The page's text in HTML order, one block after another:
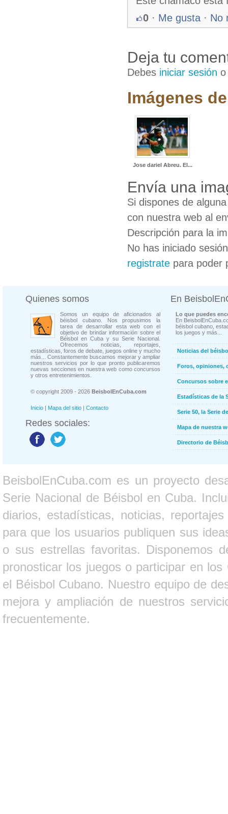
0 · Me gusta · No
Deja tu
Debes iniciar sesión
Imágenes
Jose dariel Abreu. El...
Envía una
Si dispones de
con nuestra web al
Descripción para la
No has iniciado
registrate para poder
Quienes somos
Somos un equipo de aficionados al
béisbol cubano. Nos propusimos la
tarea de desarrollar esta web con el
objetivo de brindar información sobre el
Béisbol en Cuba y su Serie Nacional.
Ofrecemos noticias, reportajes,
estadísticas, foros de debate, juegos online y mucho
más... Constantemente buscamos mejorar y ampliar
nuestros servicios por lo que pronto publicaremos
nuevas secciones en nuestra web como concursos
y otros entretenimientos.
© copyright 2009 - 2026 BeisbolEnCuba.com
Inicio | Mapa del sitio | Contacto
Redes sociales:
En
Lo que puedes
En
béisbol cubano,
los juegos y más...
Noticias del
Foros, opiniones,
Concursos sobre
Estadísticas de la
Serie 50, la Serie
Mapa de nuestra
Directorio de
BeisbolEnCuba.com es un proyecto
Serie Nacional de Béisbol en Cuba.
diarios, estadísticas, noticias,
para que los usuarios publiquen sus
o sus estrellas favoritas. Disponemos
pronosticar los juegos o participar en
el Béisbol Cubano. Nuestro equipo de
mejora y ampliación de nuestros
frecuentemente.